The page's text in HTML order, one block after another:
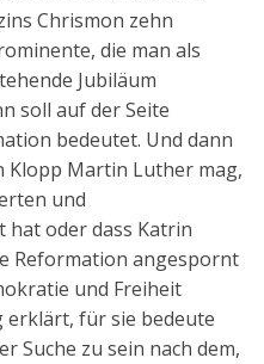
Chrismon zehn
die man als
Jubiläum
soll auf der Seite
bedeutet. Und dann
Klopp Martin Luther mag,
und
hat oder dass Katrin
Reformation angespornt
und Freiheit
erklärt, für sie bedeute
Suche zu sein nach dem,